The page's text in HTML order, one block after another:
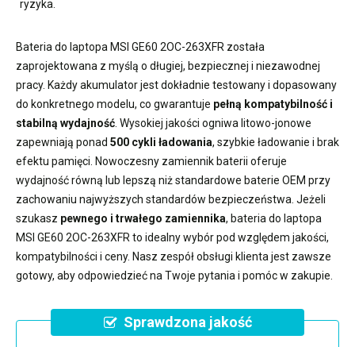
ryzyka.
Bateria do laptopa MSI GE60 2OC-263XFR została
zaprojektowana z myślą o długiej, bezpiecznej i niezawodnej
pracy. Każdy akumulator jest dokładnie testowany i dopasowany
do konkretnego modelu, co gwarantuje pełną kompatybilność i
stabilną wydajność . Wysokiej jakości ogniwa litowo-jonowe
zapewniają ponad 500 cykli ładowania, szybkie ładowanie i brak
efektu pamięci. Nowoczesny zamiennik baterii oferuje
wydajność równą lub lepszą niż standardowe baterie OEM przy
zachowaniu najwyższych standardów bezpieczeństwa. Jeżeli
szukasz pewnego i trwałego zamiennika, bateria do laptopa
MSI GE60 2OC-263XFR to idealny wybór pod względem jakości,
kompatybilności i ceny. Nasz zespół obsługi klienta jest zawsze
gotowy, aby odpowiedzieć na Twoje pytania i pomóc w zakupie.
Sprawdzona jakość